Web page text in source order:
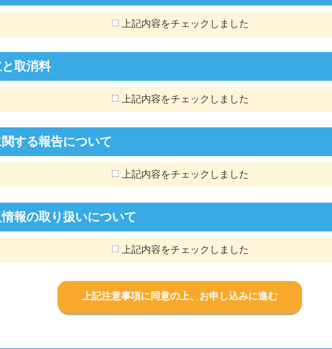
上記内容をチェックしました
取消料
上記内容をチェックしました
する報告について
上記内容をチェックしました
報の取り扱いについて
上記内容をチェックしました
上記注意事項に同意の上、お申し込みに進む